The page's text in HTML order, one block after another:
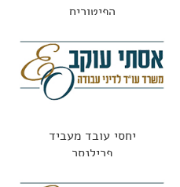
הפיטורים
יחסי עובד מעביד
פרילנסר